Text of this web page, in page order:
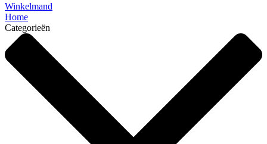
Winkelmand
Home
Categorieën